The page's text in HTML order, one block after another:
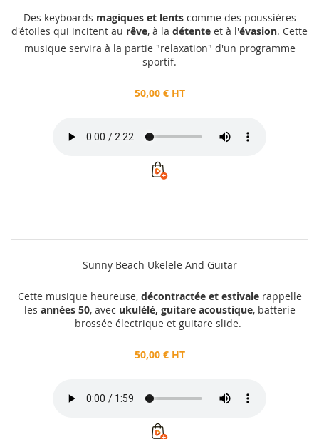
Des keyboards magiques et lentscomme des poussières
d'étoiles qui incitent au rêve, à la détente et à l'évasion. Cette
musique servira à la partie "relaxation" d'un programme
sportif.
50,00 € HT
Sunny Beach Ukelele And Guitar
Cette musique heureuse, décontractée et estivalerappelle
les années 50, avec ukulélé, guitare acoustique, batterie
brossée électrique et guitare slide.
50,00 € HT